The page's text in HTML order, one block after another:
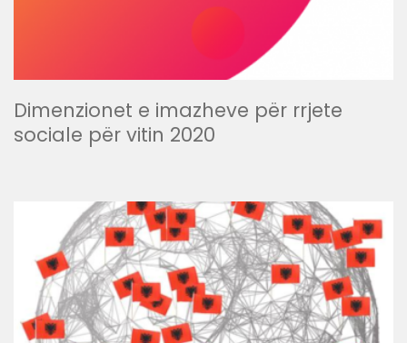
Dimenzionet e imazheve për rrjete
sociale për vitin 2020